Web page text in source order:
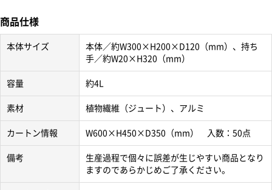
商品仕様
本体サイズ
本体／約W300×H200×D120（mm）、持ち
手／約W20×H320（mm）
容量 約4L
素材 植物繊維（ジュート）、アルミ
カートン情報 W600×H450×D350（mm） 入数：50点
備考
生産過程で個々に誤差が生じやすい商品となり
ますのであらかじめご了承ください。